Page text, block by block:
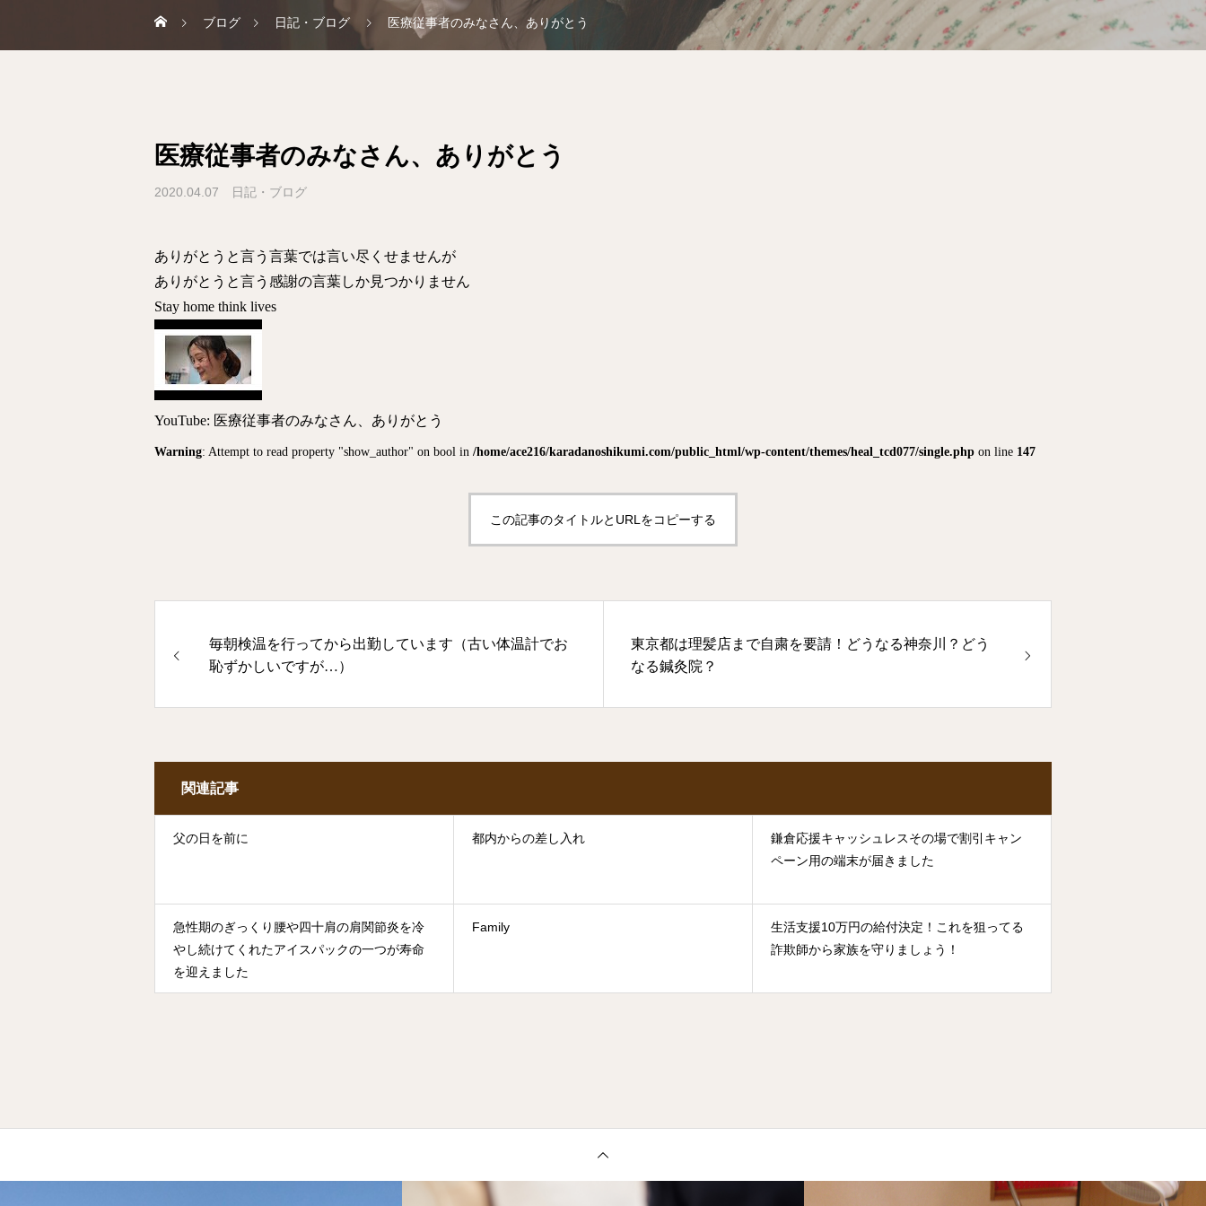
ブログ 日記・ブログ 医療従事者のみなさん、ありがとう
医療従事者のみなさん、ありがとう
2020.04.07 日記・ブログ
ありがとうと言う言葉では言い尽くせませんが
ありがとうと言う感謝の言葉しか見つかりません
Stay home think lives
YouTube: 医療従事者のみなさん、ありがとう
Warning: Attempt to read property "show_author" on bool in /home/ace216/karadanoshikumi.com/public_html/wp-content/themes/heal_tcd077/single.php on line 147
この記事のタイトルとURLをコピーする
毎朝検温を行ってから出勤しています（古い体温計でお
恥ずかしいですが…）
東京都は理髪店まで自粛を要請！どうなる神奈川？どう
なる鍼灸院？
関連記事
父の日を前に 都内からの差し入れ
鎌倉応援キャッシュレスその場で割引キャン
ペーン用の端末が届きました
急性期のぎっくり腰や四十肩の肩関節炎を冷
やし続けてくれたアイスパックの一つが寿命
を迎えました
Family
生活支援10万円の給付決定！これを狙ってる
詐欺師から家族を守りましょう！